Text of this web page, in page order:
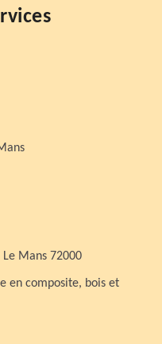
Mans 72000
en composite, bois et